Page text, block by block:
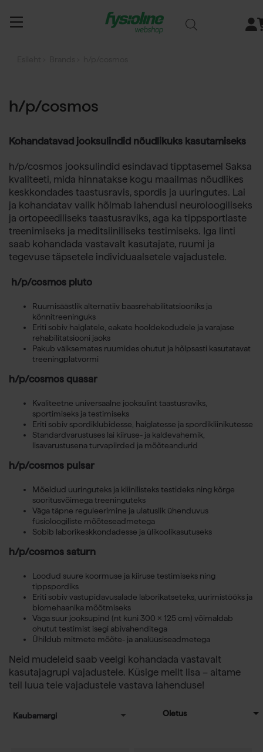
sisältöön
h/p/cosmos
Kohandatavad jooksulindid nõudlikuks kasutamiseks
h/p/cosmos jooksulindid esindavad tipptasemel Saksa
kvaliteeti, mida hinnatakse kogu maailmas nõudlikes
keskkondades taastusravis, spordis ja uuringutes. Lai
ja kohandatav valik hõlmab lahendusi neuroloogiliseks
ja ortopeediliseks taastusraviks, aga ka tippsportlaste
treenimiseks ja meditsiiniliseks testimiseks. Iga linti
saab kohandada vastavalt kasutajate, ruumi ja
tegevuse täpsetele individuaalsetele vajadustele.
h/p/cosmos pluto
Ruumisäästlik alternatiiv baasrehabilitatsiooniks ja
kõnnitreeninguks
Eriti sobiv haiglatele, eakate hooldekodudele ja varajase
rehabilitatsiooni jaoks
Pakub väiksemates ruumides ohutut ja hõlpsasti kasutatavat
treeningplatvormi
h/p/cosmos quasar
Kvaliteetne universaalne jooksulint taastusraviks,
sportimiseks ja testimiseks
Eriti sobiv spordiklubidesse, haiglatesse ja spordikliinikutesse
Standardvarustuses lai kiiruse- ja kaldevahemik,
lisavarustusena turvapiirded ja mõõteandurid
h/p/cosmos pulsar
Mõeldud uuringuteks ja kliinilisteks testideks ning kõrge
sooritusvõimega treeninguteks
Väga täpne reguleerimine ja ulatuslik ühenduvus
füsioloogiliste mõõteseadmetega
Sobib laborikeskkondadesse ja ülikoolikasutuseks
h/p/cosmos saturn
Loodud suure koormuse ja kiiruse testimiseks ning
tippspordiks
Eriti sobiv vastupidavusalade laborikatseteks, uurimistööks ja
biomehaanika mõõtmiseks
Väga suur jooksupind (nt kuni 300 × 125 cm) võimaldab
ohutut testimist isegi abivahenditega
Ühildub mitmete mõõte- ja analüüsiseadmetega
Neid mudeleid saab veelgi kohandada vastavalt
kasutajagrupi vajadustele. Küsige meilt lisa – aitame
teil luua teie vajadustele vastava lahenduse!
Kaubamargi